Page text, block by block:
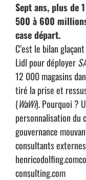
Sept ans, plus de
500 à 600
case départ.
C’est le bilan
Lidl pour déployer
12 000 magasins
tiré la prise et
(WaWi). Pourquoi ?
personnalisation du
gouvernance
consultants
henricodolfing.com
consulting.com